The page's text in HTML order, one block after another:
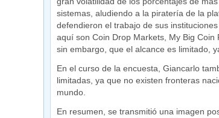
sistemas, aludiendo a la piratería de la
defendieron el trabajo de sus
aquí son Coin Drop Markets, My Big
sin embargo, que el alcance es limitado,
En el curso de la encuesta, Giancarlo
limitadas, ya que no existen fronteras
mundo.
En resumen, se transmitió una imagen